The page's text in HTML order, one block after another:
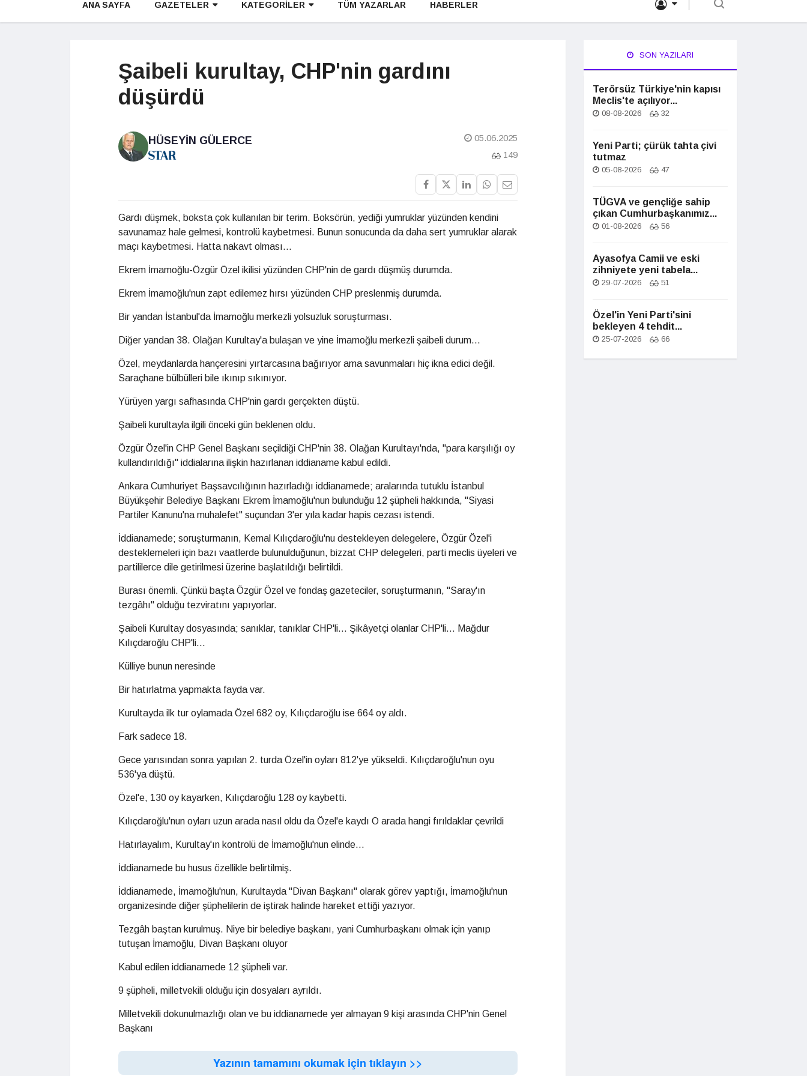
ANA SAYFA GAZETELER KATEGORİLER TÜM YAZARLAR HABERLER
Şaibeli kurultay, CHP'nin gardını
düşürdü
HÜSEYIN GÜLERCE
05.06.2025
149
Gardı düşmek, boksta çok kullanılan bir terim. Boksörün, yediği yumruklar yüzünden kendini
savunamaz hale gelmesi, kontrolü kaybetmesi. Bunun sonucunda da daha sert yumruklar alarak
maçı kaybetmesi. Hatta nakavt olması...
Ekrem İmamoğlu-Özgür Özel ikilisi yüzünden CHP'nin de gardı düşmüş durumda.
Ekrem İmamoğlu'nun zapt edilemez hırsı yüzünden CHP preslenmiş durumda.
Bir yandan İstanbul'da İmamoğlu merkezli yolsuzluk soruşturması.
Diğer yandan 38. Olağan Kurultay'a bulaşan ve yine İmamoğlu merkezli şaibeli durum...
Özel, meydanlarda hançeresini yırtarcasına bağırıyor ama savunmaları hiç ikna edici değil.
Saraçhane bülbülleri bile ıkınıp sıkınıyor.
Yürüyen yargı safhasında CHP'nin gardı gerçekten düştü.
Şaibeli kurultayla ilgili önceki gün beklenen oldu.
Özgür Özel'in CHP Genel Başkanı seçildiği CHP'nin 38. Olağan Kurultayı'nda, "para karşılığı oy
kullandırıldığı" iddialarına ilişkin hazırlanan iddianame kabul edildi.
Ankara Cumhuriyet Başsavcılığının hazırladığı iddianamede; aralarında tutuklu İstanbul
Büyükşehir Belediye Başkanı Ekrem İmamoğlu'nun bulunduğu 12 şüpheli hakkında, "Siyasi
Partiler Kanunu'na muhalefet" suçundan 3'er yıla kadar hapis cezası istendi.
İddianamede; soruşturmanın, Kemal Kılıçdaroğlu'nu destekleyen delegelere, Özgür Özel'i
desteklemeleri için bazı vaatlerde bulunulduğunun, bizzat CHP delegeleri, parti meclis üyeleri ve
partililerce dile getirilmesi üzerine başlatıldığı belirtildi.
Burası önemli. Çünkü başta Özgür Özel ve fondaş gazeteciler, soruşturmanın, "Saray'ın
tezgâhı" olduğu tezviratını yapıyorlar.
Şaibeli Kurultay dosyasında; sanıklar, tanıklar CHP'li... Şikâyetçi olanlar CHP'li... Mağdur
Kılıçdaroğlu CHP'li...
Külliye bunun neresinde
Bir hatırlatma yapmakta fayda var.
Kurultayda ilk tur oylamada Özel 682 oy, Kılıçdaroğlu ise 664 oy aldı.
Fark sadece 18.
Gece yarısından sonra yapılan 2. turda Özel'in oyları 812'ye yükseldi. Kılıçdaroğlu'nun oyu
536'ya düştü.
Özel'e, 130 oy kayarken, Kılıçdaroğlu 128 oy kaybetti.
Kılıçdaroğlu'nun oyları uzun arada nasıl oldu da Özel'e kaydı O arada hangi fırıldaklar çevrildi
Hatırlayalım, Kurultay'ın kontrolü de İmamoğlu'nun elinde...
İddianamede bu husus özellikle belirtilmiş.
İddianamede, İmamoğlu'nun, Kurultayda "Divan Başkanı" olarak görev yaptığı, İmamoğlu'nun
organizesinde diğer şüphelilerin de iştirak halinde hareket ettiği yazıyor.
Tezgâh baştan kurulmuş. Niye bir belediye başkanı, yani Cumhurbaşkanı olmak için yanıp
tutuşan İmamoğlu, Divan Başkanı oluyor
Kabul edilen iddianamede 12 şüpheli var.
9 şüpheli, milletvekili olduğu için dosyaları ayrıldı.
Milletvekili dokunulmazlığı olan ve bu iddianamede yer almayan 9 kişi arasında CHP'nin Genel
Başkanı
Yazının tamamını okumak için tıklayın >>
SON YAZILARI
Terörsüz Türkiye'nin kapısı
Meclis'te açılıyor...
08-08-2026 32
Yeni Parti; çürük tahta çivi
tutmaz
05-08-2026 47
TÜGVA ve gençliğe sahip
çıkan Cumhurbaşkanımız...
01-08-2026 56
Ayasofya Camii ve eski
zihniyete yeni tabela...
29-07-2026 51
Özel'in Yeni Parti'sini
bekleyen 4 tehdit...
25-07-2026 66